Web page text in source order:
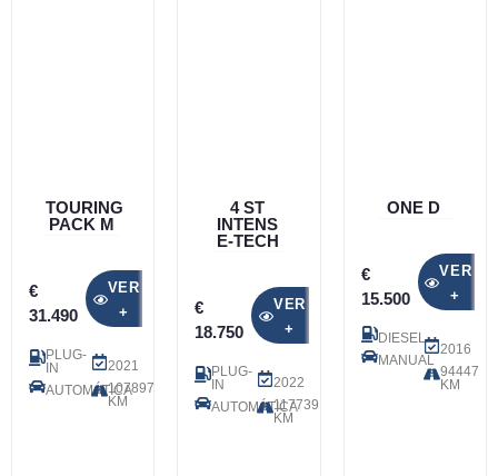
TOURING
PACK M
€
31.490
VER
+
PLUG-
IN
AUTOMÁTICA
2021
107897
KM
4 ST
INTENS
E-TECH
€
18.750
VER
+
PLUG-
IN
AUTOMÁTICA
2022
117739
KM
ONE D
€
15.500
VER
+
DIESEL
MANUAL
2016
94447
KM